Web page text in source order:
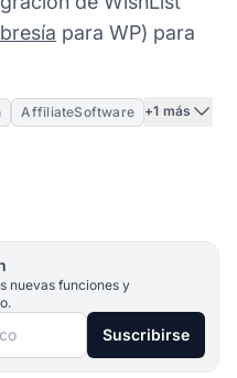
para WP) para
AffiliateSoftware +1 más
nuevas funciones y
Suscribirse